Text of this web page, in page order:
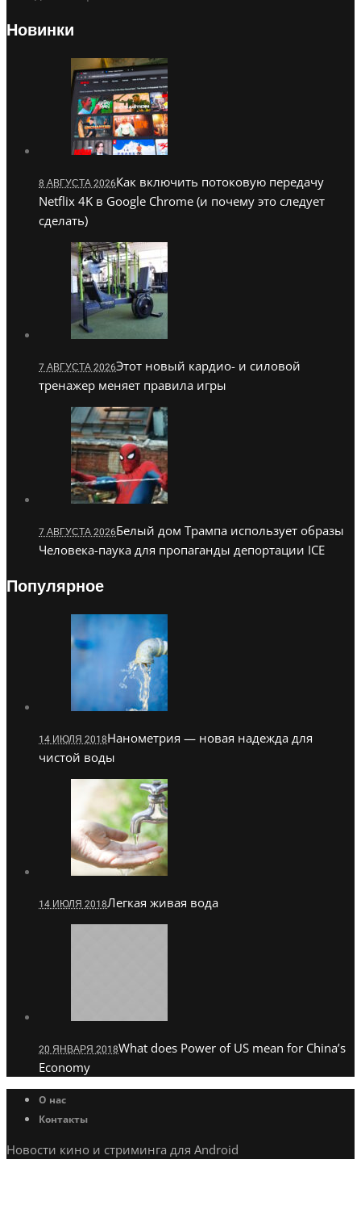
Новинки
8 АВГУСТА 2026Как включить потоковую передачу
Netflix 4K в Google Chrome (и почему это следует
сделать)
7 АВГУСТА 2026Этот новый кардио- и силовой
тренажер меняет правила игры
7 АВГУСТА 2026Белый дом Трампа использует образы
Человека-паука для пропаганды депортации ICE
Популярное
14 ИЮЛЯ 2018Нанометрия — новая надежда для
чистой воды
14 ИЮЛЯ 2018Легкая живая вода
20 ЯНВАРЯ 2018What does Power of US mean for China’s
Economy
О нас
Контакты
Новости кино и стриминга для Android